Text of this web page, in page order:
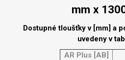
mm x
Dostupné tloušťky v [mm] a
uvedeny v
AR Plus [AB]